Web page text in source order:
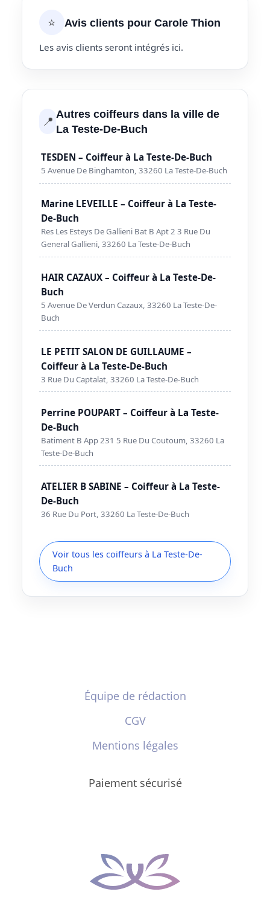
⭐ Avis clients pour Carole Thion
Les avis clients seront intégrés ici.
📍 Autres coiffeurs dans la ville de
La Teste-De-Buch
TESDEN – Coiffeur à La Teste-De-Buch
5 Avenue De Binghamton, 33260 La Teste-De-Buch
Marine LEVEILLE – Coiffeur à La Teste-
De-Buch
Res Les Esteys De Gallieni Bat B Apt 2 3 Rue Du
General Gallieni, 33260 La Teste-De-Buch
HAIR CAZAUX – Coiffeur à La Teste-De-
Buch
5 Avenue De Verdun Cazaux, 33260 La Teste-De-
Buch
LE PETIT SALON DE GUILLAUME –
Coiffeur à La Teste-De-Buch
3 Rue Du Captalat, 33260 La Teste-De-Buch
Perrine POUPART – Coiffeur à La Teste-
De-Buch
Batiment B App 231 5 Rue Du Coutoum, 33260 La
Teste-De-Buch
ATELIER B SABINE – Coiffeur à La Teste-
De-Buch
36 Rue Du Port, 33260 La Teste-De-Buch
Voir tous les coiffeurs à La Teste-De-
Buch
Équipe de rédaction
CGV
Mentions légales
Paiement sécurisé